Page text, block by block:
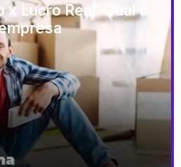
Lucro Real: Qual o